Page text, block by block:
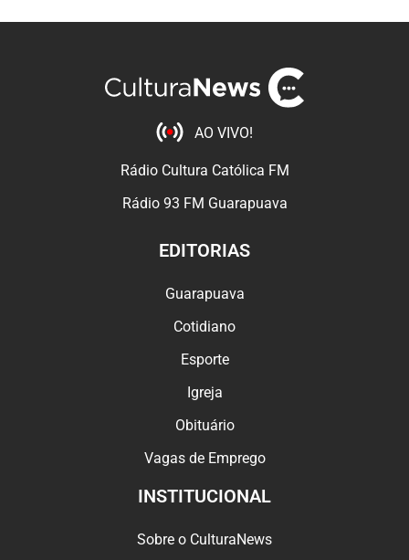
AO VIVO!
Rádio Cultura Católica FM
Rádio 93 FM Guarapuava
EDITORIAS
Guarapuava
Cotidiano
Esporte
Igreja
Obituário
Vagas de Emprego
INSTITUCIONAL
Sobre o CulturaNews